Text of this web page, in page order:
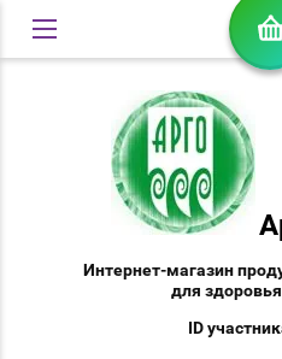
Интернет-магазин
для
ID